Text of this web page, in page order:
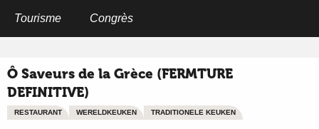
Tourisme Congrès
Ô Saveurs de la Grèce (FERMTURE
DEFINITIVE)
RESTAURANT WERELDKEUKEN TRADITIONELE KEUKEN